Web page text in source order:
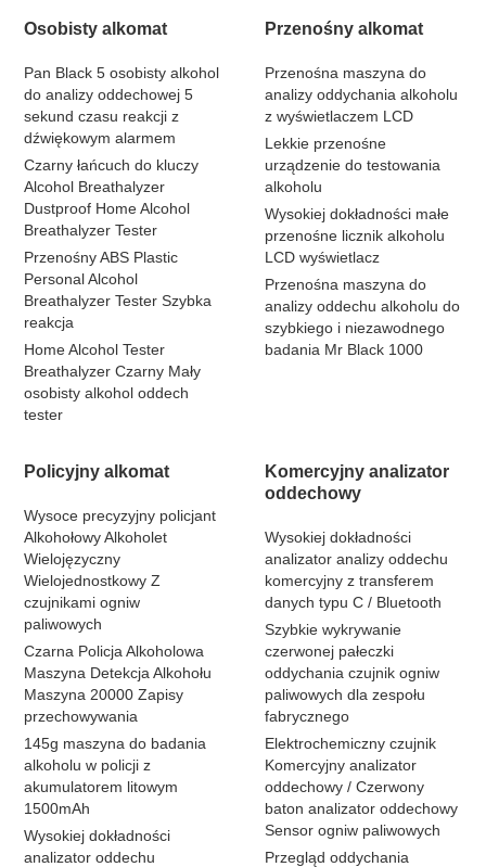
Osobisty alkomat
Pan Black 5 osobisty alkohol
do analizy oddechowej 5
sekund czasu reakcji z
dźwiękowym alarmem
Czarny łańcuch do kluczy
Alcohol Breathalyzer
Dustproof Home Alcohol
Breathalyzer Tester
Przenośny ABS Plastic
Personal Alcohol
Breathalyzer Tester Szybka
reakcja
Home Alcohol Tester
Breathalyzer Czarny Mały
osobisty alkohol oddech
tester
Przenośny alkomat
Przenośna maszyna do
analizy oddychania alkoholu
z wyświetlaczem LCD
Lekkie przenośne
urządzenie do testowania
alkoholu
Wysokiej dokładności małe
przenośne licznik alkoholu
LCD wyświetlacz
Przenośna maszyna do
analizy oddechu alkoholu do
szybkiego i niezawodnego
badania Mr Black 1000
Policyjny alkomat
Wysoce precyzyjny policjant
Alkohołowy Alkoholet
Wielojęzyczny
Wielojednostkowy Z
czujnikami ogniw
paliwowych
Czarna Policja Alkoholowa
Maszyna Detekcja Alkohołu
Maszyna 20000 Zapisy
przechowywania
145g maszyna do badania
alkoholu w policji z
akumulatorem litowym
1500mAh
Wysokiej dokładności
analizator oddechu
Komercyjny analizator
oddechowy
Wysokiej dokładności
analizator analizy oddechu
komercyjny z transferem
danych typu C / Bluetooth
Szybkie wykrywanie
czerwonej pałeczki
oddychania czujnik ogniw
paliwowych dla zespołu
fabrycznego
Elektrochemiczny czujnik
Komercyjny analizator
oddechowy / Czerwony
baton analizator oddechowy
Sensor ogniw paliwowych
Przegląd oddychania